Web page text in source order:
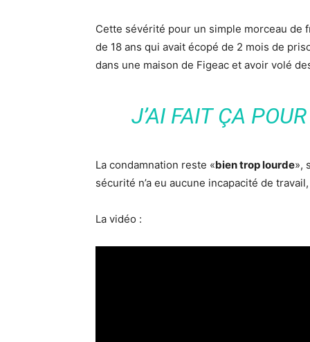
Cette sévérité pour un simple morceau de
de 18 ans qui avait écopé de 2 mois de
dans une maison de Figeac et avoir volé
J’AI FAIT ÇA
La condamnation reste «bien trop lourde»,
sécurité n’a eu aucune incapacité de
La vidéo :